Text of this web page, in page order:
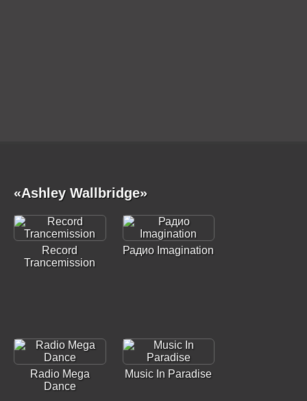
«Ashley Wallbridge»
Record
Trancemission
Радио Imagination
Radio Mega
Dance
Music In Paradise